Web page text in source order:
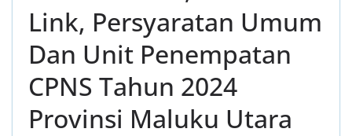
Link, Persyaratan Umum
Dan Unit Penempatan
CPNS Tahun 2024
Provinsi Maluku Utara